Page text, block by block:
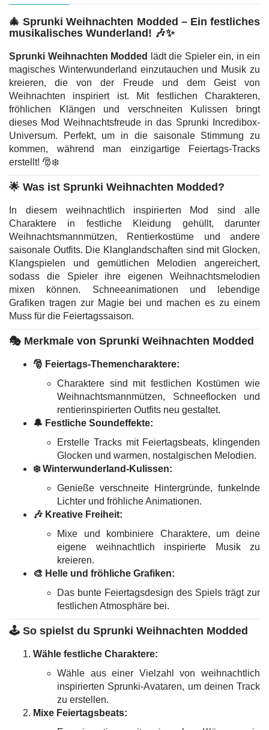
🎄Sprunki Weihnachten Modded – Ein festliches
musikalisches Wunderland! 🎶✨
Sprunki Weihnachten Modded
lädt die Spieler ein, in ein
magisches Winterwunderland einzutauchen und Musik zu
kreieren, die von der Freude und dem Geist von
Weihnachten inspiriert ist. Mit festlichen Charakteren,
fröhlichen Klängen und verschneiten Kulissen bringt
dieses Mod Weihnachtsfreude in das Sprunki Incredibox-
Universum. Perfekt, um in die saisonale Stimmung zu
kommen, während man einzigartige Feiertags-Tracks
erstellt! 🎅❄️
🌟 Was ist Sprunki Weihnachten Modded?
In diesem weihnachtlich inspirierten Mod sind alle
Charaktere in festliche Kleidung gehüllt, darunter
Weihnachtsmannmützen, Rentierkostüme und andere
saisonale Outfits. Die Klanglandschaften sind mit Glocken,
Klangspielen und gemütlichen Melodien angereichert,
sodass die Spieler ihre eigenen Weihnachtsmelodien
mixen können. Schneeanimationen und lebendige
Grafiken tragen zur Magie bei und machen es zu einem
Muss für die Feiertagssaison.
🎭 Merkmale von Sprunki Weihnachten Modded
🎅 Feiertags-Themencharaktere:
Charaktere sind mit festlichen Kostümen wie
Weihnachtsmannmützen, Schneeflocken und
rentierinspirierten Outfits neu gestaltet.
🔔 Festliche Soundeffekte:
Erstelle Tracks mit Feiertagsbeats, klingenden
Glocken und warmen, nostalgischen Melodien.
❄️ Winterwunderland-Kulissen:
Genieße verschneite Hintergründe, funkelnde
Lichter und fröhliche Animationen.
🎶 Kreative Freiheit:
Mixe und kombiniere Charaktere, um deine
eigene weihnachtlich inspirierte Musik zu
kreieren.
🎨 Helle und fröhliche Grafiken:
Das bunte Feiertagsdesign des Spiels trägt zur
festlichen Atmosphäre bei.
🕹️ So spielst du Sprunki Weihnachten Modded
Wähle festliche Charaktere:
Wähle aus einer Vielzahl von weihnachtlich
inspirierten Sprunki-Avataren, um deinen Track
zu erstellen.
Mixe Feiertagsbeats: